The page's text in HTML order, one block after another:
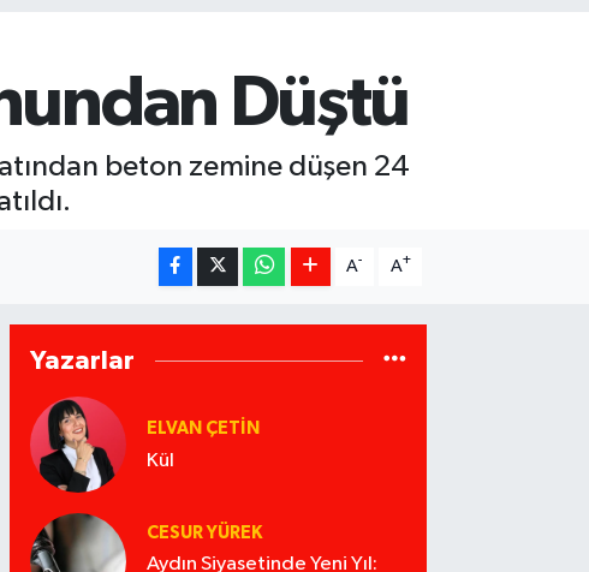
Düştü
beton zemine düşen 24
A- A+
Yazarlar
ELVAN ÇETIN
Kül
CESUR YÜREK
Aydın Siyasetinde Yeni Yıl: